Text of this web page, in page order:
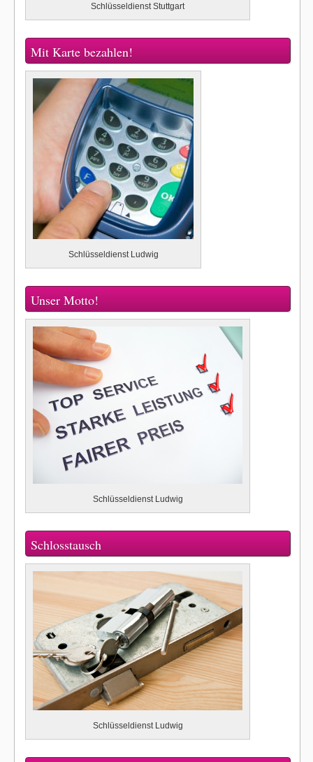
Schlüsseldienst Stuttgart
Mit Karte bezahlen!
Schlüsseldienst Ludwig
Unser Motto!
Schlüsseldienst Ludwig
Schlosstausch
Schlüsseldienst Ludwig